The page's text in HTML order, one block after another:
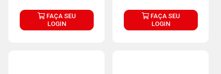
FAÇA SEU
LOGIN
FAÇA SEU
LOGIN